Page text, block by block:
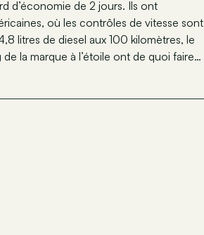
d’économie de 2 jours. Ils ont
où les contrôles de vitesse sont
litres de diesel aux 100 kilomètres, le
la marque à l’étoile ont de quoi faire…